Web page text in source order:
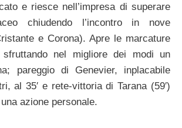
e riesce nell’impresa di superare
chiudendo l’incontro in nove
e Corona). Apre le marcature
sfruttando nel migliore dei modi un
pareggio di Genevier, inplacabile
al 35′ e rete-vittoria di Tarana (59′)
azione personale.